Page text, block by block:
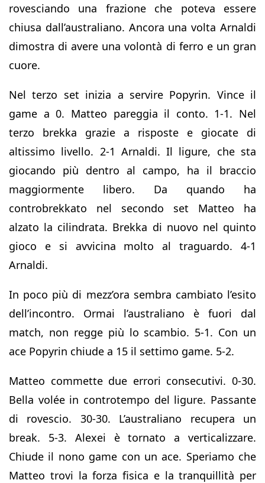
rovesciando una frazione che poteva essere
chiusa dall’australiano. Ancora una volta Arnaldi
dimostra di avere una volontà di ferro e un gran
cuore.
Nel terzo set inizia a servire Popyrin. Vince il
game a 0. Matteo pareggia il conto. 1-1. Nel
terzo brekka grazie a risposte e giocate di
altissimo livello. 2-1 Arnaldi. Il ligure, che sta
giocando più dentro al campo, ha il braccio
maggiormente libero. Da quando ha
controbrekkato nel secondo set Matteo ha
alzato la cilindrata. Brekka di nuovo nel quinto
gioco e si avvicina molto al traguardo. 4-1
Arnaldi.
In poco più di mezz’ora sembra cambiato l’esito
dell’incontro. Ormai l’australiano è fuori dal
match, non regge più lo scambio. 5-1. Con un
ace Popyrin chiude a 15 il settimo game. 5-2.
Matteo commette due errori consecutivi. 0-30.
Bella volée in controtempo del ligure. Passante
di rovescio. 30-30. L’australiano recupera un
break. 5-3. Alexei è tornato a verticalizzare.
Chiude il nono game con un ace. Speriamo che
Matteo trovi la forza fisica e la tranquillità per